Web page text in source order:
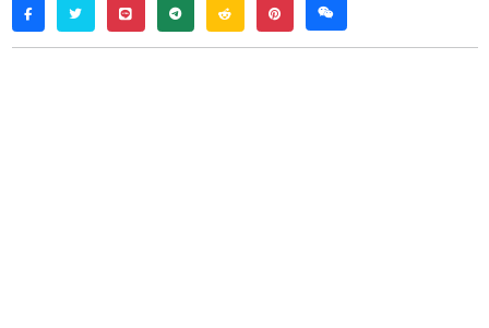
facebooktwitterline telegramreddit pinterestweixin